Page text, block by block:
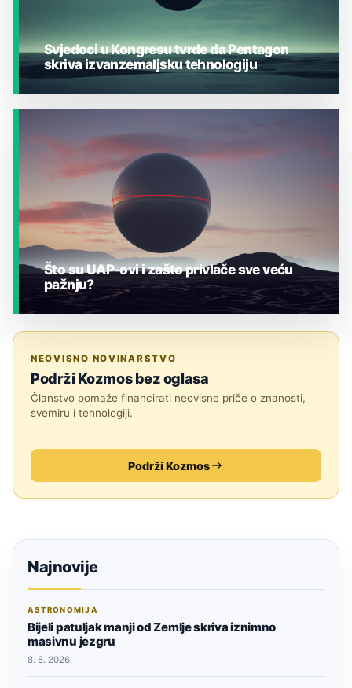
Svjedoci u Kongresu tvrde da Pentagon
skriva izvanzemaljsku tehnologiju
Što su UAP-ovi i zašto privlače sve veću
pažnju?
NEOVISNO NOVINARSTVO
Podrži Kozmos bez oglasa
Članstvo pomaže financirati neovisne priče o znanosti,
svemiru i tehnologiji.
Podrži Kozmos
Najnovije
ASTRONOMIJA
Bijeli patuljak manji od Zemlje skriva iznimno
masivnu jezgru
8. 8. 2026.